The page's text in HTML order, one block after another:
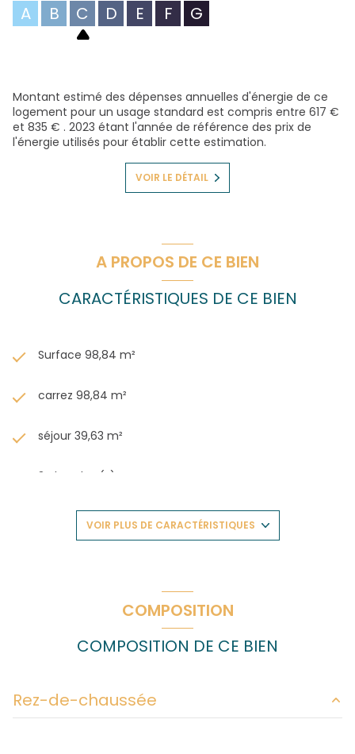
A B C D E F G
Montant estimé des dépenses annuelles d'énergie de ce
logement pour un usage standard est compris entre 617 €
et 835 € . 2023 étant l'année de référence des prix de
l'énergie utilisés pour établir cette estimation.
VOIR LE DÉTAIL
A PROPOS DE CE BIEN
CARACTÉRISTIQUES DE CE BIEN
Surface 98,84 m²
carrez 98,84 m²
séjour 39,63 m²
3 chambre(s)
cuisine américaine (semi-équipée)
exposition Est-Ouest
VOIR PLUS DE CARACTÉRISTIQUES
COMPOSITION
COMPOSITION DE CE BIEN
Rez-de-chaussée